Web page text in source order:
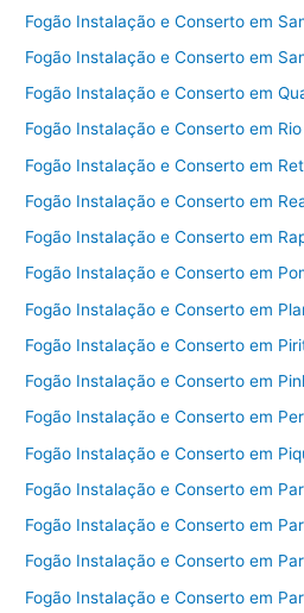
Fogão Instalação e Conserto em
Fogão Instalação e Conserto em
Fogão Instalação e Conserto em
Fogão Instalação e Conserto em
Fogão Instalação e Conserto em
Fogão Instalação e Conserto em
Fogão Instalação e Conserto em
Fogão Instalação e Conserto em
Fogão Instalação e Conserto em
Fogão Instalação e Conserto em
Fogão Instalação e Conserto em
Fogão Instalação e Conserto em
Fogão Instalação e Conserto em
Fogão Instalação e Conserto em
Fogão Instalação e Conserto em
Fogão Instalação e Conserto em
Fogão Instalação e Conserto em